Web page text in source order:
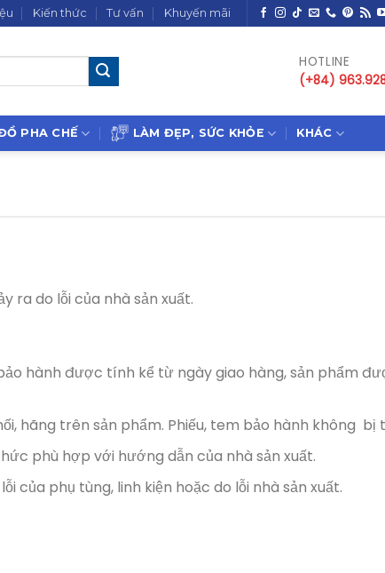
Kiến thức Tư vấn Khuyến mãi
HOTLINE
(+84)
PHA CHẾ LÀM ĐẸP, SỨC KHỎE KHÁC
ra do lỗi của nhà sản xuất.
hành được tính kể từ ngày giao hàng, sản phẩm
hãng trên sản phẩm. Phiếu, tem bảo hành không bị
phù hợp với hướng dẫn của nhà sản xuất.
của phụ tùng, linh kiện hoặc do lỗi nhà sản xuất.